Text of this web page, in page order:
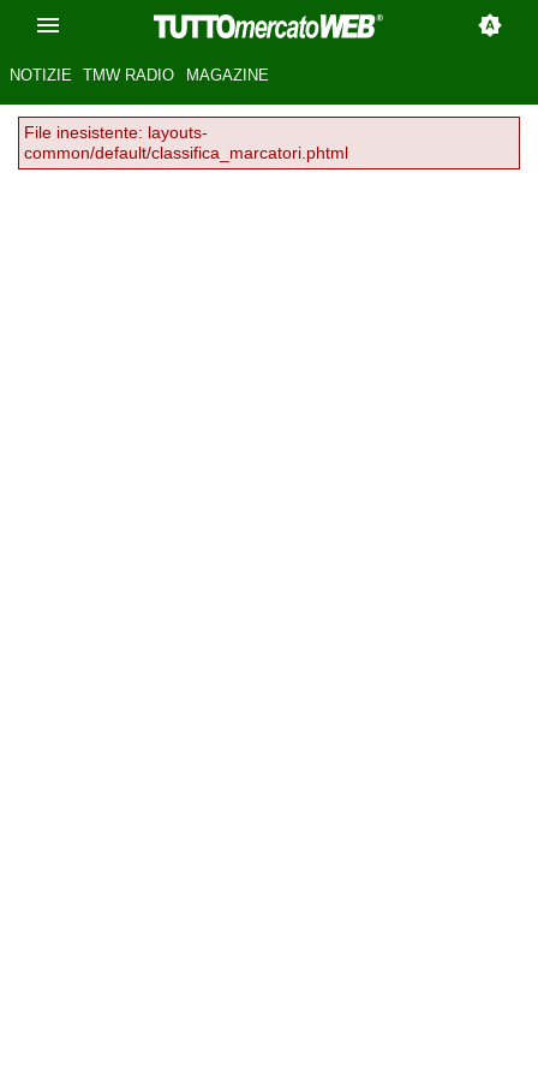
NOTIZIE TMW RADIO MAGAZINE
File inesistente: layouts-
common/default/classifica_marcatori.phtml